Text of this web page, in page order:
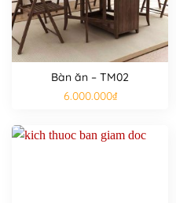
Bàn ăn – TM02
6.000.000₫